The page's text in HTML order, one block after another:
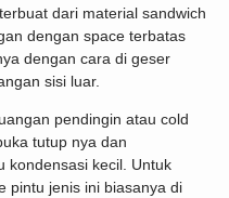
dari material sandwich
dengan space terbatas
dengan cara di geser
sisi luar.
pendingin atau cold
tutup nya dan
kondensasi kecil. Untuk
pintu jenis ini biasanya di